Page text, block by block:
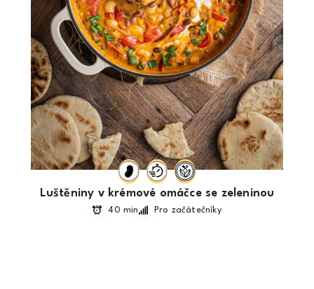
Luštěniny v krémové omáčce se zeleninou
40 min Pro začátečníky